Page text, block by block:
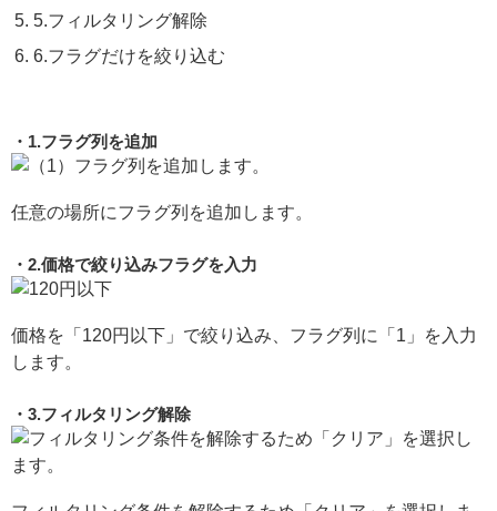
5.フィルタリング解除
6.フラグだけを絞り込む
1.フラグ列を追加
任意の場所にフラグ列を追加します。
2.価格で絞り込みフラグを入力
価格を「120円以下」で絞り込み、フラグ列に「1」を入力
します。
3.フィルタリング解除